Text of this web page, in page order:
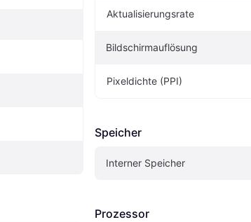
Aktualisierungsrate
Bildschirmauflösung
Pixeldichte (PPI)
Speicher
Interner Speicher
Prozessor